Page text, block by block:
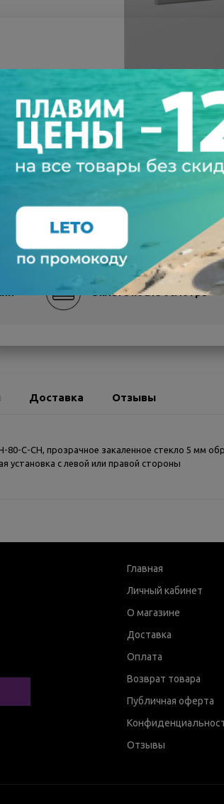
Оплата после осмотра
Доставка Отзывы
80-C-CH, прозрачное закаленное стекло 5 мм
установка с левой или правой стороны
Главная
Личный кабинет
О магазине
Доставка
Оплата
Возврат товара
Публичная оферта
Отзывы